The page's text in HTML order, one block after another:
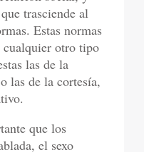
trasciende al
Estas normas
cualquier otro tipo
las de la
las de la cortesía,
que los
el sexo